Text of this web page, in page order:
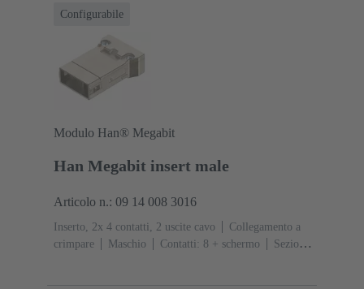
Configurabile
Modulo Han® Megabit
Han Megabit insert male
Articolo n.: 09 14 008 3016
Inserto, 2x 4 contatti, 2 uscite cavo
Collegamento a
crimpare
Maschio Contatti: 8 + schermo
Sezione